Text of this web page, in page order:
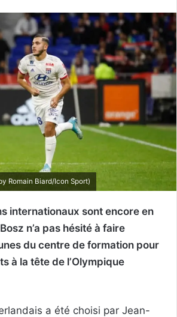
Romain Biard/Icon Sport)
internationaux sont encore en
n’a pas hésité à faire
du centre de formation pour
à la tête de l’Olympique
a été choisi par Jean-